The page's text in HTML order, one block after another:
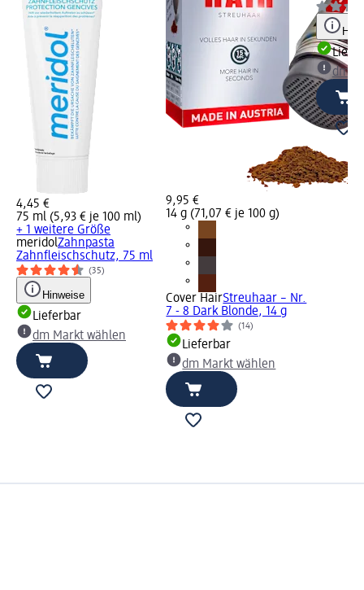
4,45 €
75 ml (5,93 € je 100 ml)
+ 1 weitere Größe
meridolZahnpasta
Zahnfleischschutz, 75 ml
(35)
Hinweise
Lieferbar
dm Markt wählen
9,95 €
14 g (71,07 € je 100 g)
Cover HairStreuhaar – Nr.
7 - 8 Dark Blonde, 14 g
(14)
Lieferbar
dm Markt wählen
dm